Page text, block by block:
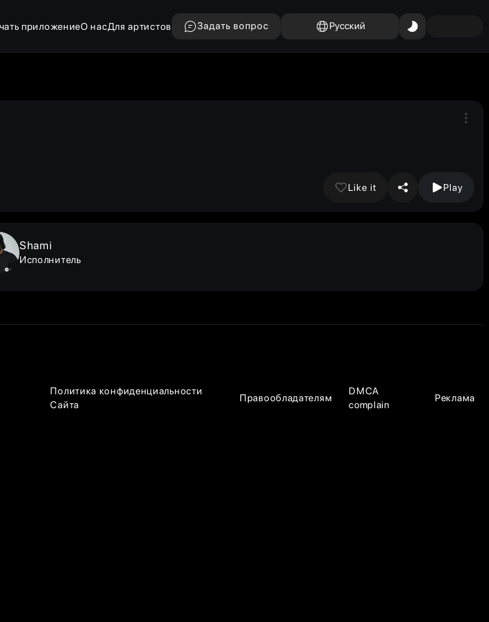
приложениеО насДля артистов Задать вопрос Русский
Like it Play
Shami
Исполнитель
Политика конфиденциальности
Сайта
Правообладателям
DMCA
complain
Реклама